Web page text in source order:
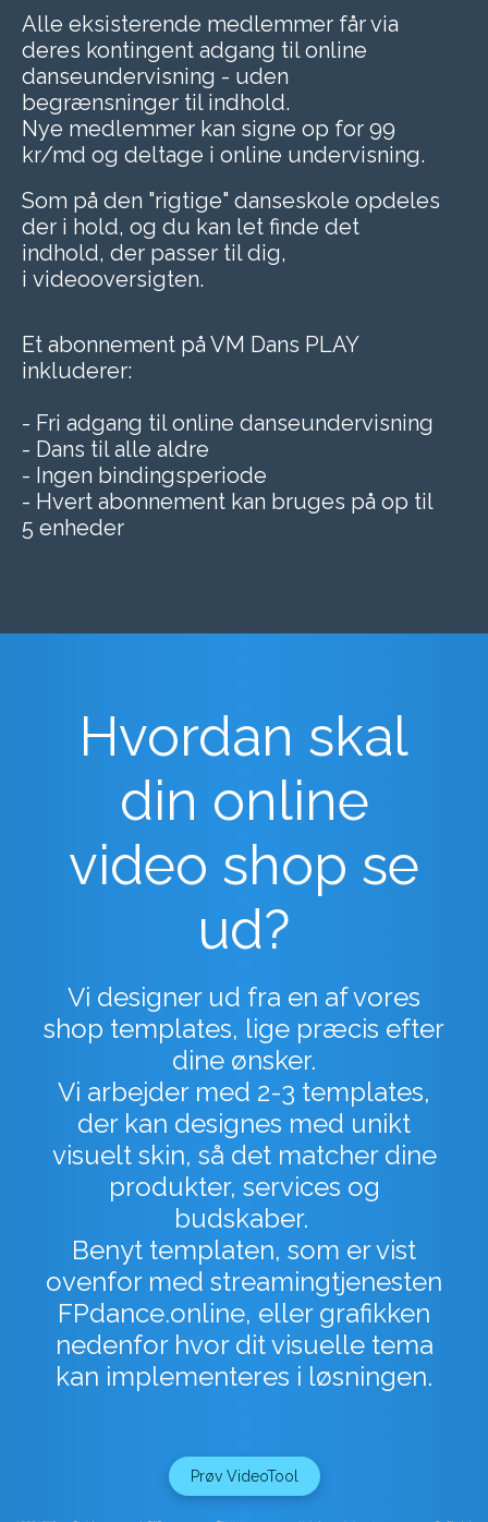
Alle eksisterende medlemmer får via
deres kontingent adgang til online
danseundervisning - uden
begrænsninger til indhold.
Nye medlemmer kan signe op for 99
kr/md og deltage i online undervisning.
Som på den "rigtige" danseskole opdeles
der i hold, og du kan let finde det
indhold, der passer til dig,
i videooversigten.
Et abonnement på VM Dans PLAY
inkluderer:
- Fri adgang til online danseundervisning
- Dans til alle aldre
- Ingen bindingsperiode
- Hvert abonnement kan bruges på op til
5 enheder
Hvordan skal
din online
video shop se
ud?
Vi designer ud fra en af vores
shop templates, lige præcis efter
dine ønsker.
Vi arbejder med 2-3 templates,
der kan designes med unikt
visuelt skin, så det matcher dine
produkter, services og
budskaber.
Benyt templaten, som er vist
ovenfor med streamingtjenesten
FPdance.online, eller grafikken
nedenfor hvor dit visuelle tema
kan implementeres i løsningen.
Prøv VideoTool